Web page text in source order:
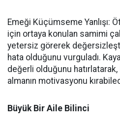
Emeği Küçümseme Yanlışı:
için ortaya konulan samimi
yetersiz görerek
hata olduğunu vurguladı.
değerli olduğunu
almanın motivasyonu
Büyük Bir Aile Bilinci